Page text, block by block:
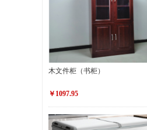
木文件柜（书柜）
￥1097.95